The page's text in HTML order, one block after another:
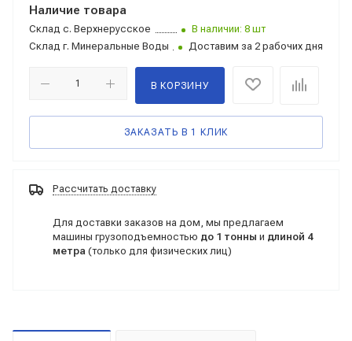
Наличие товара
Склад с. Верхнерусское
В наличии: 8 шт
Склад г. Минеральные Воды Доставим за 2 рабочих дня
В КОРЗИНУ
ЗАКАЗАТЬ В 1 КЛИК
Рассчитать доставку
Для доставки заказов на дом, мы предлагаем
машины грузоподъемностью до 1 тонны и длиной 4
метра (только для физических лиц)